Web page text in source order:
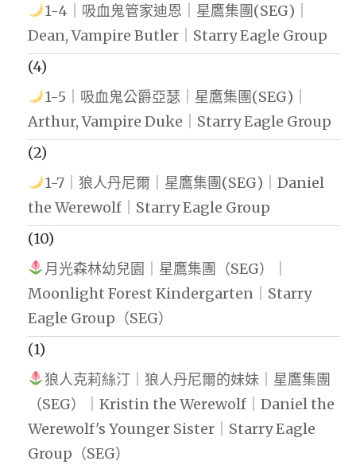
1-4｜吸血鬼管家迪恩｜星鷹集團(SEG)｜
Dean, Vampire Butler｜Starry Eagle Group
(4)
1-5｜吸血鬼公爵亞瑟｜星鷹集團(SEG)｜
Arthur, Vampire Duke｜Starry Eagle Group
(2)
1-7｜狼人丹尼爾｜星鷹集團(SEG)｜Daniel
the Werewolf｜Starry Eagle Group
(10)
月光森林幼兒園｜星鷹集團（SEG）｜
Moonlight Forest Kindergarten｜Starry
Eagle Group（SEG）
(1)
狼人克莉絲汀｜狼人丹尼爾的妹妹｜星鷹集團
（SEG）｜Kristin the Werewolf｜Daniel the
Werewolf's Younger Sister｜Starry Eagle
Group（SEG）